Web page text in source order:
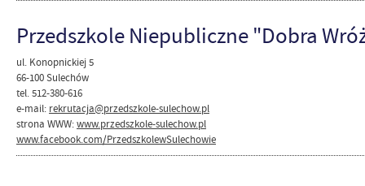
Przedszkole Niepubliczne "Dobra
ul. Konopnickiej 5
66-100 Sulechów
tel. 512-380-616
e-mail: rekrutacja@przedszkole-sulechow.pl
strona WWW:www.przedszkole-sulechow.pl
www.facebook.com/PrzedszkolewSulechowie